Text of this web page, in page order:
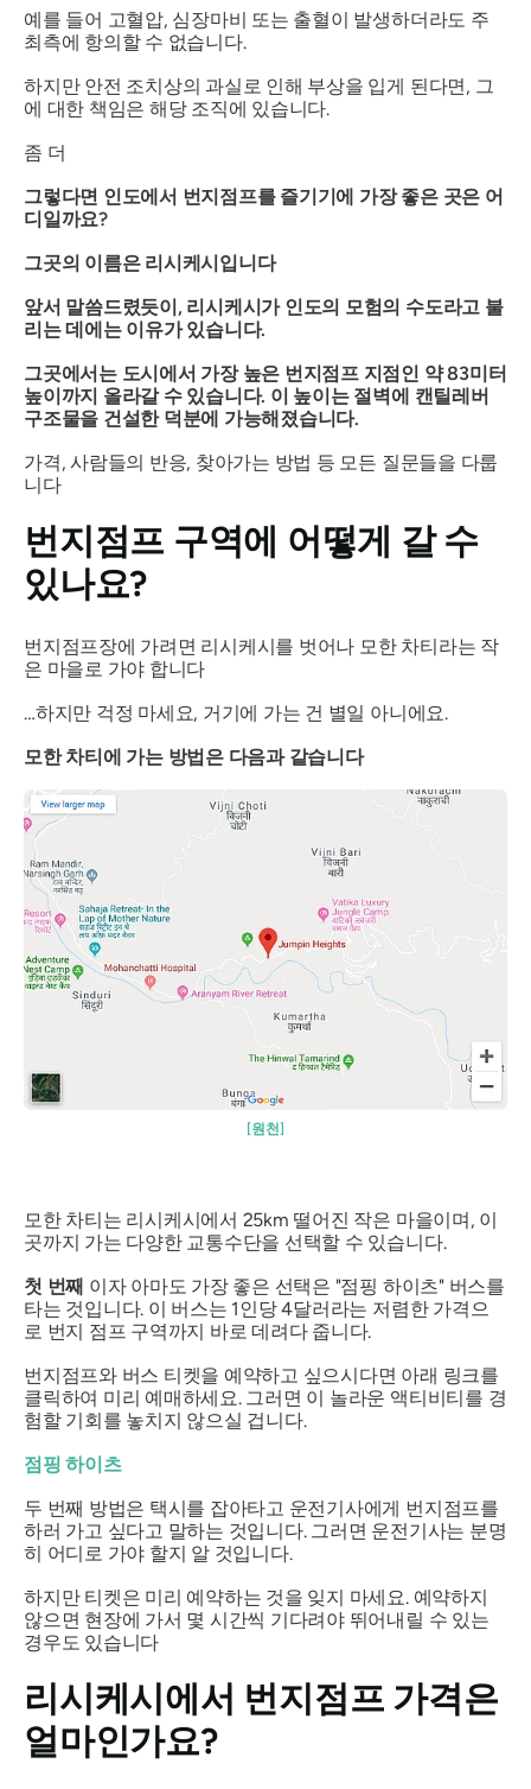
예를 들어 고혈압, 심장마비 또는 출혈이 발생하더라도 주
최측에 항의할 수 없습니다.
하지만 안전 조치상의 과실로 인해 부상을 입게 된다면, 그
에 대한 책임은 해당 조직에 있습니다.
좀 더
그렇다면 인도에서 번지점프를 즐기기에 가장 좋은 곳은 어
디일까요?
그곳의 이름은 리시케시입니다
앞서 말씀드렸듯이, 리시케시가 인도의 모험의 수도라고 불
리는 데에는 이유가 있습니다.
그곳에서는 도시에서 가장 높은 번지점프 지점인 약 83미터
높이까지 올라갈 수 있습니다. 이 높이는 절벽에 캔틸레버
구조물을 건설한 덕분에 가능해졌습니다.
가격, 사람들의 반응, 찾아가는 방법 등 모든 질문들을 다룹
니다
번지점프 구역에 어떻게 갈 수
있나요?
번지점프장에 가려면 리시케시를 벗어나 모한 차티라는 작
은 마을로 가야 합니다
…하지만 걱정 마세요, 거기에 가는 건 별일 아니에요.
모한 차티에 가는 방법은 다음과 같습니다
[원천]
모한 차티는 리시케시에서 25km 떨어진 작은 마을이며, 이
곳까지 가는 다양한 교통수단을 선택할 수 있습니다.
첫 번째 이자 아마도 가장 좋은 선택은 "점핑 하이츠" 버스를
타는 것입니다. 이 버스는 1인당 4달러라는 저렴한 가격으
로 번지 점프 구역까지 바로 데려다 줍니다.
번지점프와 버스 티켓을 예약하고 싶으시다면 아래 링크를
클릭하여 미리 예매하세요. 그러면 이 놀라운 액티비티를 경
험할 기회를 놓치지 않으실 겁니다.
점핑 하이츠
두 번째 방법은 택시를 잡아타고 운전기사에게 번지점프를
하러 가고 싶다고 말하는 것입니다. 그러면 운전기사는 분명
히 어디로 가야 할지 알 것입니다.
하지만 티켓은 미리 예약하는 것을 잊지 마세요. 예약하지
않으면 현장에 가서 몇 시간씩 기다려야 뛰어내릴 수 있는
경우도 있습니다
리시케시에서 번지점프 가격은
얼마인가요?